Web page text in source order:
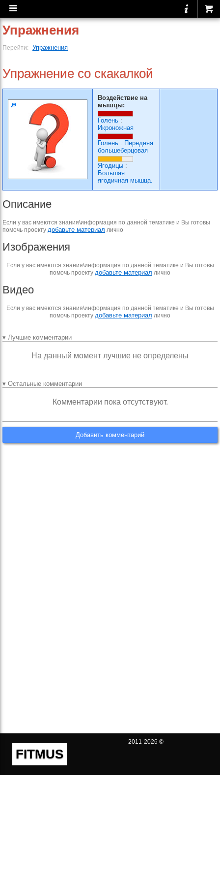
Упражнения
Перейти: Упражнения
Упражнение со скакалкой
Воздействие на
мышцы:
Голень :
Икроножная
Голень : Передняя
большеберцовая
Ягодицы :
Большая
ягодичная мышца.
Описание
Если у вас имеются знания\информация по данной тематике и Вы готовы
помочь проекту добавьте материал лично
Изображения
Если у вас имеются знания\информация по данной тематике и Вы готовы
помочь проекту добавьте материал лично
Видео
Если у вас имеются знания\информация по данной тематике и Вы готовы
помочь проекту добавьте материал лично
▾ Лучшие комментарии
На данный момент лучшие не определены
▾ Остальные комментарии
Комментарии пока отсутствуют.
Добавить комментарий
FITMUS
2011-2026 ©